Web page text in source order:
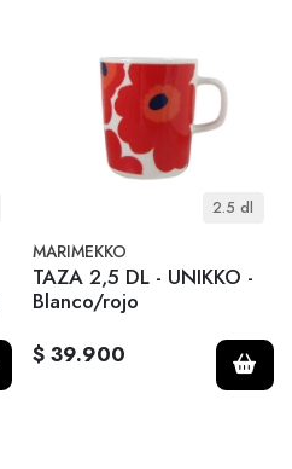
2.5 dl
MARIMEKKO
TAZA 2,5 DL - UNIKKO -
Blanco/rojo
$ 39.900